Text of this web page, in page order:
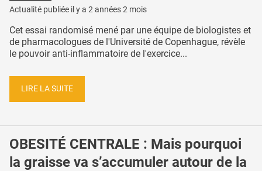
Actualité publiée il y a 2 années 2 mois
Cet essai randomisé mené par une équipe de biologistes et
de pharmacologues de l'Université de Copenhague, révèle
le pouvoir anti-inflammatoire de l'exercice...
LIRE LA SUITE
OBESITÉ CENTRALE : Mais pourquoi
la graisse va s’accumuler autour de la